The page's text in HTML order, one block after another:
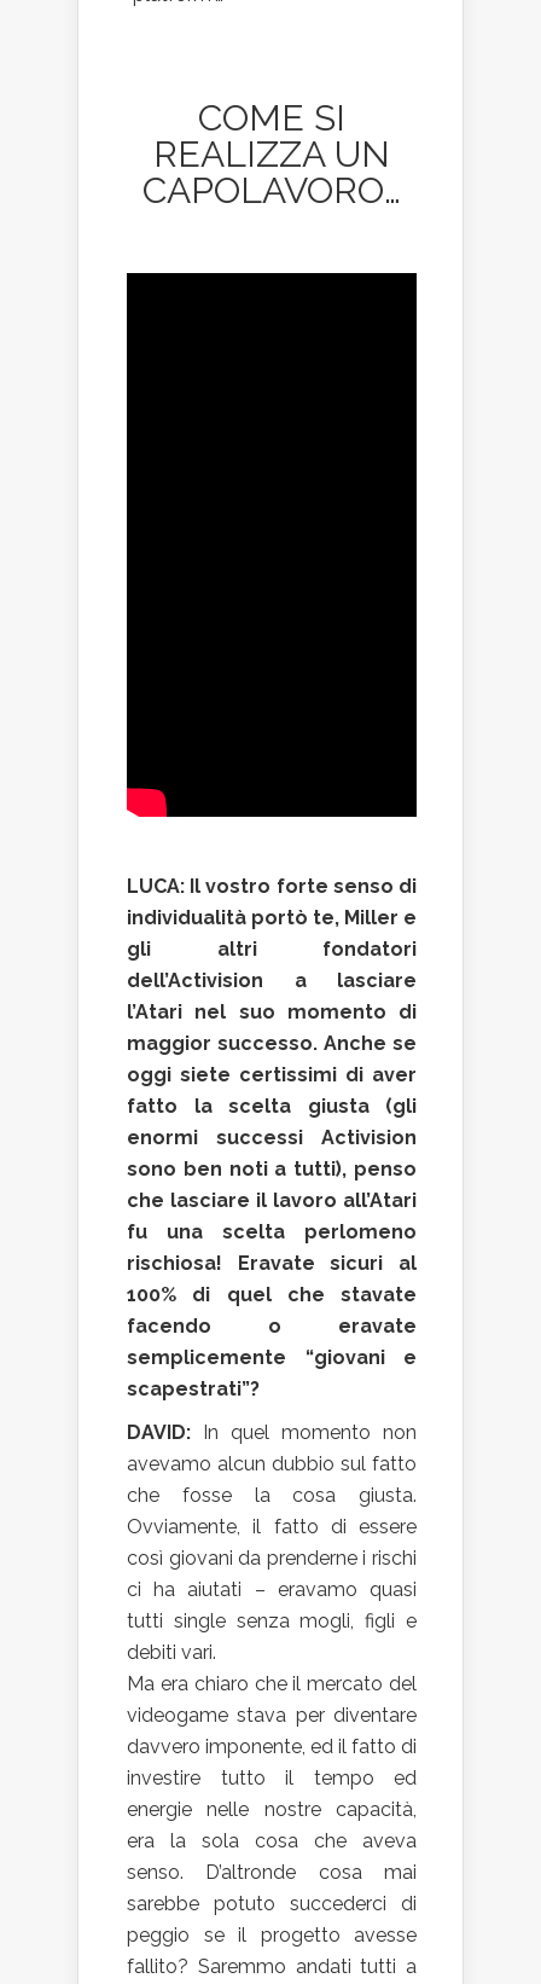
COME SI
REALIZZA UN
CAPOLAVORO…
LUCA: Il vostro forte senso di
individualità portò te, Miller e
gli altri fondatori
dell’Activision a lasciare
l’Atari nel suo momento di
maggior successo. Anche se
oggi siete certissimi di aver
fatto la scelta giusta (gli
enormi successi Activision
sono ben noti a tutti), penso
che lasciare il lavoro all’Atari
fu una scelta perlomeno
rischiosa! Eravate sicuri al
100% di quel che stavate
facendo o eravate
semplicemente “giovani e
scapestrati”?
DAVID: In quel momento non
avevamo alcun dubbio sul fatto
che fosse la cosa giusta.
Ovviamente, il fatto di essere
così giovani da prenderne i rischi
ci ha aiutati – eravamo quasi
tutti single senza mogli, figli e
debiti vari.
Ma era chiaro che il mercato del
videogame stava per diventare
davvero imponente, ed il fatto di
investire tutto il tempo ed
energie nelle nostre capacità,
era la sola cosa che aveva
senso. D’altronde cosa mai
sarebbe potuto succederci di
peggio se il progetto avesse
fallito? Saremmo andati tutti a